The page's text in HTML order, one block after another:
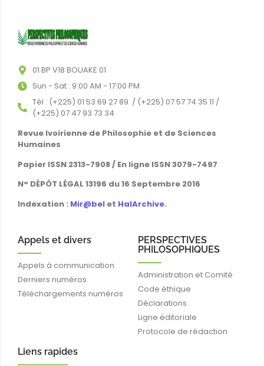
01 BP V18 BOUAKE 01
Sun - Sat : 9:00 AM - 17:00 PM
Tél : (+225) 01 53 69 27 89 / (+225) 07 57 74 35 11 /
(+225) 07 47 93 73 34
Revue Ivoirienne de Philosophie et de Sciences
Humaines
Papier ISSN 2313-7908 / En ligne ISSN 3079-7497
N° DÉPÔT LÉGAL 13196 du 16 Septembre 2016
Indexation : Mir@bel et HalArchive.
Appels et divers
Appels à communication
Derniers numéros
Téléchargements numéros
PERSPECTIVES
PHILOSOPHIQUES
Administration et Comité
Code éthique
Déclarations
Ligne éditoriale
Protocole de rédaction
Liens rapides